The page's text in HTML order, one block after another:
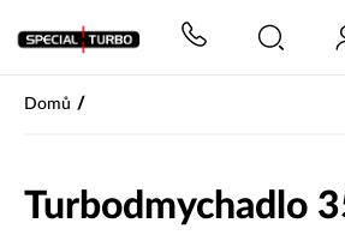
Domů /
Turbodmychadlo